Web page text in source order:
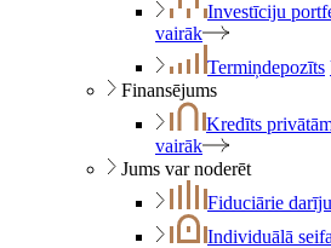
Investīciju
vairāk
Termiņdepozīts
Finansējums
Kredīts
vairāk
Jums var noderēt
Fiduciārie
Individuālā